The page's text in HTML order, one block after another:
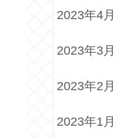
2023年4月
2023年3月
2023年2月
2023年1月